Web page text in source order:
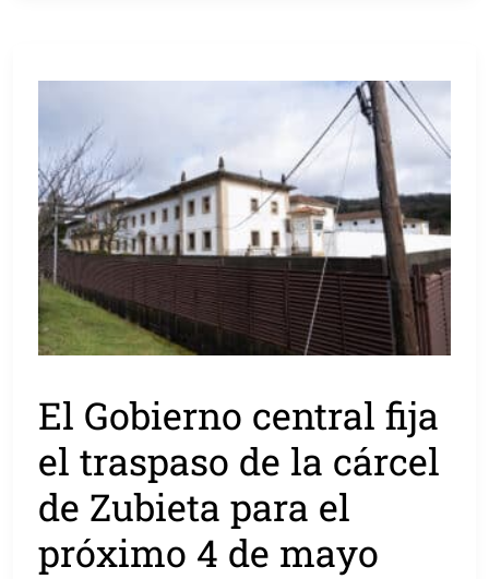
El Gobierno central fija
el traspaso de la cárcel
de Zubieta para el
próximo 4 de mayo